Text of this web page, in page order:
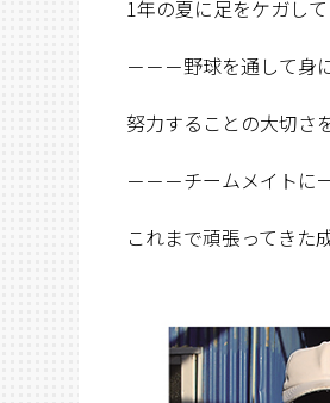
1年の夏に足をケガし
－－－野球を通して身
努力することの大切さ
－－－チームメイトに
これまで頑張ってきた